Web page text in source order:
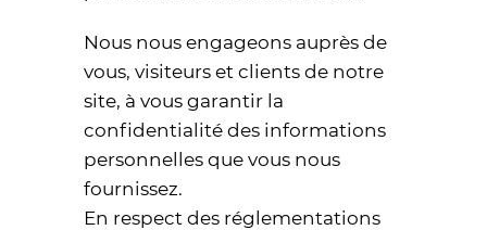
Nous nous engageons auprès de
vous, visiteurs et clients de notre
site, à vous garantir la
confidentialité des informations
personnelles que vous nous
fournissez.
En respect des réglementations